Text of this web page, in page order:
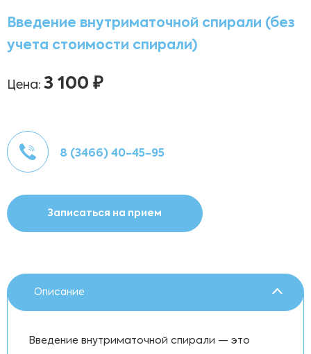
Введение внутриматочной спирали (без
учета стоимости спирали)
Цена: 3 100 ₽
8 (3466) 40-45-95
Записаться на прием
Описание
Введение внутриматочной спирали — это